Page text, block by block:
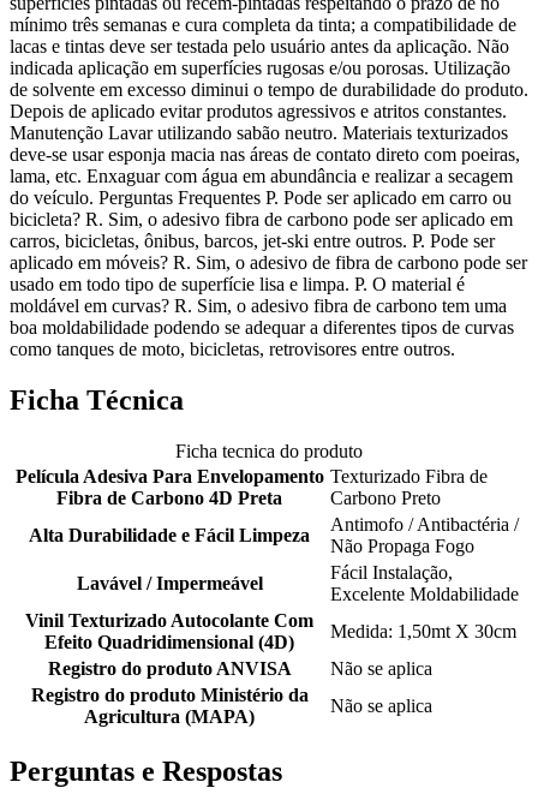
mínimo três semanas e cura completa da tinta; a compatibilidade de
lacas e tintas deve ser testada pelo usuário antes da aplicação. Não
indicada aplicação em superfícies rugosas e/ou porosas. Utilização
de solvente em excesso diminui o tempo de durabilidade do produto.
Depois de aplicado evitar produtos agressivos e atritos constantes.
Manutenção Lavar utilizando sabão neutro. Materiais texturizados
deve-se usar esponja macia nas áreas de contato direto com poeiras,
lama, etc. Enxaguar com água em abundância e realizar a secagem
do veículo. Perguntas Frequentes P. Pode ser aplicado em carro ou
bicicleta? R. Sim, o adesivo fibra de carbono pode ser aplicado em
carros, bicicletas, ônibus, barcos, jet-ski entre outros. P. Pode ser
aplicado em móveis? R. Sim, o adesivo de fibra de carbono pode ser
usado em todo tipo de superfície lisa e limpa. P. O material é
moldável em curvas? R. Sim, o adesivo fibra de carbono tem uma
boa moldabilidade podendo se adequar a diferentes tipos de curvas
como tanques de moto, bicicletas, retrovisores entre outros.
Ficha Técnica
Ficha tecnica do produto
Película Adesiva Para Envelopamento
Fibra de Carbono 4D Preta
Texturizado Fibra de
Carbono Preto
Alta Durabilidade e Fácil Limpeza
Antimofo / Antibactéria /
Não Propaga Fogo
Lavável / Impermeável
Fácil Instalação,
Excelente Moldabilidade
Vinil Texturizado Autocolante Com
Efeito Quadridimensional (4D)
Medida: 1,50mt X 30cm
Registro do produto ANVISA
Não se aplica
Registro do produto Ministério da
Agricultura (MAPA)
Não se aplica
Perguntas e Respostas